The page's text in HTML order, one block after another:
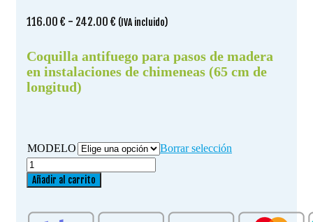
116.00 € - 242.00 € Rango
precios:
desde
(IVA incluido)
Coquilla antifuego para pasos de madera
en instalaciones de chimeneas (65 cm de
longitud)
MODELO
Borrar selección
Coquilla
antifuego
pasos
Añadir al carrito